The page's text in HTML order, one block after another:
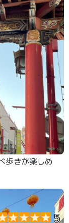
歩きが楽しめ
5